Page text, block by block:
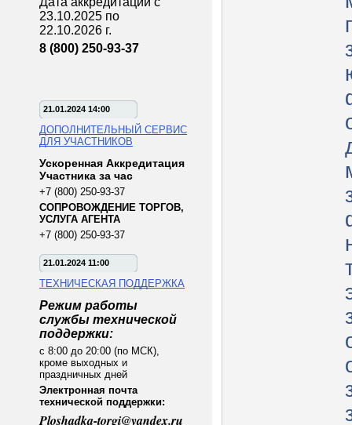
23.10.2025 по
22.10.2026 г.
8 (800) 250-93-37
21.01.2024 14:00
ДОПОЛНИТЕЛЬНЫЙ СЕРВИС
ДЛЯ УЧАСТНИКОВ
Ускоренная Аккредитация
Участника за час
+7 (800) 250-93-37
СОПРОВОЖДЕНИЕ ТОРГОВ,
УСЛУГА АГЕНТА
+7 (800) 250-93-37
21.01.2024 11:00
ТЕХНИЧЕСКАЯ ПОДДЕРЖКА
Режим работы
службы технической
поддержки:
с 8:00 до 20:00 (по МСК),
кроме выходных и
праздничных дней
Электронная почта
технической поддержки:
Ploshadka-torgi@yandex.ru